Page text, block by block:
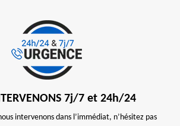
7j/7 et 24h/24
intervenons dans l’immédiat, n’hésitez pas